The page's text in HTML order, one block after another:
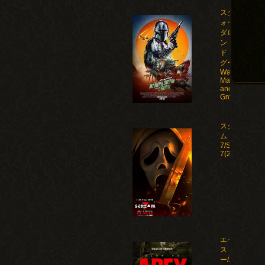
スター・ウ
ォーズ マン
ダロリア
ン・アン
ド・グロー
グー/Star
Wars: The
Mandalorian
and
Grogu(2026)
スクリー
ム
7/Scream
7(2026)
エイペック
ス・プレデタ
ー/